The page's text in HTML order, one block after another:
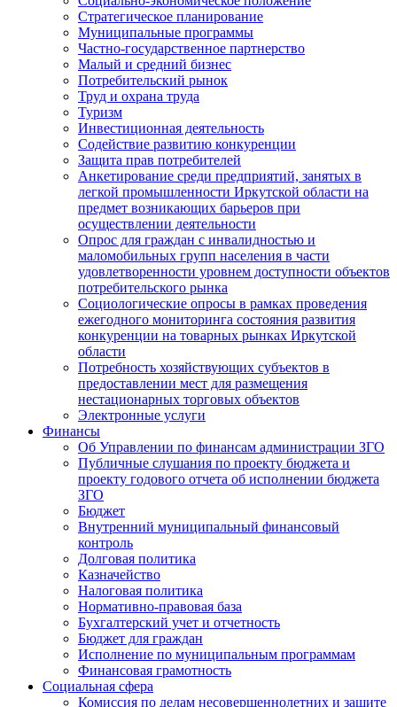
Стратегическое планирование
Муниципальные программы
Частно-государственное партнерство
Малый и средний бизнес
Потребительский рынок
Труд и охрана труда
Туризм
Инвестиционная деятельность
Содействие развитию конкуренции
Защита прав потребителей
Анкетирование среди предприятий, занятых в
легкой промышленности Иркутской области на
предмет возникающих барьеров при
осуществлении деятельности
Опрос для граждан с инвалидностью и
маломобильных групп населения в части
удовлетворенности уровнем доступности объектов
потребительского рынка
Социологические опросы в рамках проведения
ежегодного мониторинга состояния развития
конкуренции на товарных рынках Иркутской
области
Потребность хозяйствующих субъектов в
предоставлении мест для размещения
нестационарных торговых объектов
Электронные услуги
Финансы
Об Управлении по финансам администрации ЗГО
Публичные слушания по проекту бюджета и
проекту годового отчета об исполнении бюджета
ЗГО
Бюджет
Внутренний муниципальный финансовый
контроль
Долговая политика
Казначейство
Налоговая политика
Нормативно-правовая база
Бухгалтерский учет и отчетность
Бюджет для граждан
Исполнение по муниципальным программам
Финансовая грамотность
Социальная сфера
Комиссия по делам несовершеннолетних и защите